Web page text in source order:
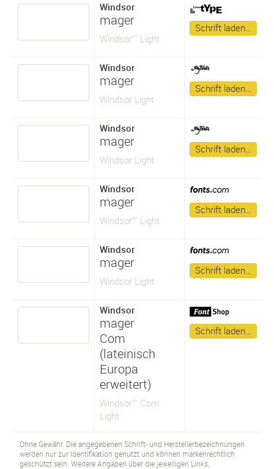
Windsor
mager
Windsor™ Light
Schrift laden…
Windsor
mager
Windsor Light
Schrift laden…
Windsor
mager
Windsor Light
Schrift laden…
Windsor
mager
Windsor™ Light
Schrift laden…
Windsor
mager
Windsor Light
Schrift laden…
Windsor
mager
Com
(lateinisch
Europa
erweitert)
Windsor™ Com
Light
Schrift laden…
Ohne Gewähr. Die angegebenen Schrift- und Herstellerbezeichnungen
werden nur zur Identifikation genutzt und können markenrechtlich
geschützt sein. Weitere Angaben über die jeweiligen Links.